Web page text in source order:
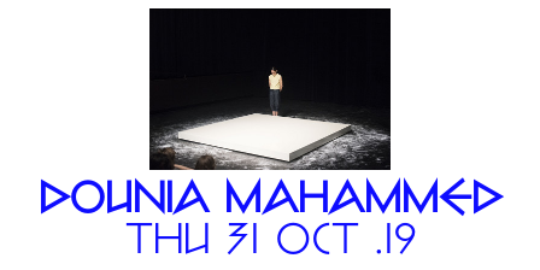
DOUNIA MAHAMMED
THU 31 OCT .19